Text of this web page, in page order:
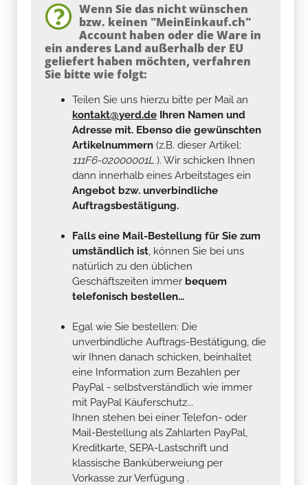
Wenn Sie das nicht wünschen
bzw. keinen "MeinEinkauf.ch"
Account haben oder die Ware in
ein anderes Land außerhalb der EU
geliefert haben möchten, verfahren
Sie bitte wie folgt:
Teilen Sie uns hierzu bitte per Mail an
kontakt@yerd.de Ihren Namen und
Adresse mit. Ebenso die gewünschten
Artikelnummern (z.B. dieser Artikel:
111F6-02000001L ). Wir schicken Ihnen
dann innerhalb eines Arbeitstages ein
Angebot bzw. unverbindliche
Auftragsbestätigung.
Falls eine Mail-Bestellung für Sie zum
umständlich ist, können Sie bei uns
natürlich zu den üblichen
Geschäftszeiten immer bequem
telefonisch bestellen...
Egal wie Sie bestellen: Die
unverbindliche Auftrags-Bestätigung, die
wir Ihnen danach schicken, beinhaltet
eine Information zum Bezahlen per
PayPal - selbstverständlich wie immer
mit PayPal Käuferschutz...
Ihnen stehen bei einer Telefon- oder
Mail-Bestellung als Zahlarten PayPal,
Kreditkarte, SEPA-Lastschrift und
klassische Banküberweiung per
Vorkasse zur Verfügung .